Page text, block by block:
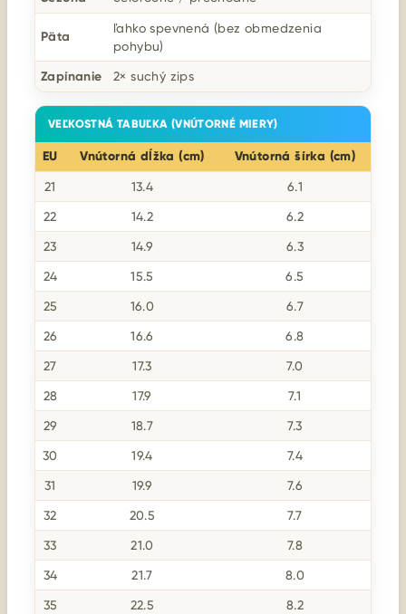
Päta
ľahko spevnená (bez obmedzenia
pohybu)
Zapínanie 2× suchý zips
VEĽKOSTNÁ TABUĽKA (VNÚTORNÉ MIERY)
EU Vnútorná dĺžka (cm) Vnútorná šírka (cm)
21 13.4 6.1
22 14.2 6.2
23 14.9 6.3
24 15.5 6.5
25 16.0 6.7
26 16.6 6.8
27 17.3 7.0
28 17.9 7.1
29 18.7 7.3
30 19.4 7.4
31 19.9 7.6
32 20.5 7.7
33 21.0 7.8
34 21.7 8.0
35 22.5 8.2